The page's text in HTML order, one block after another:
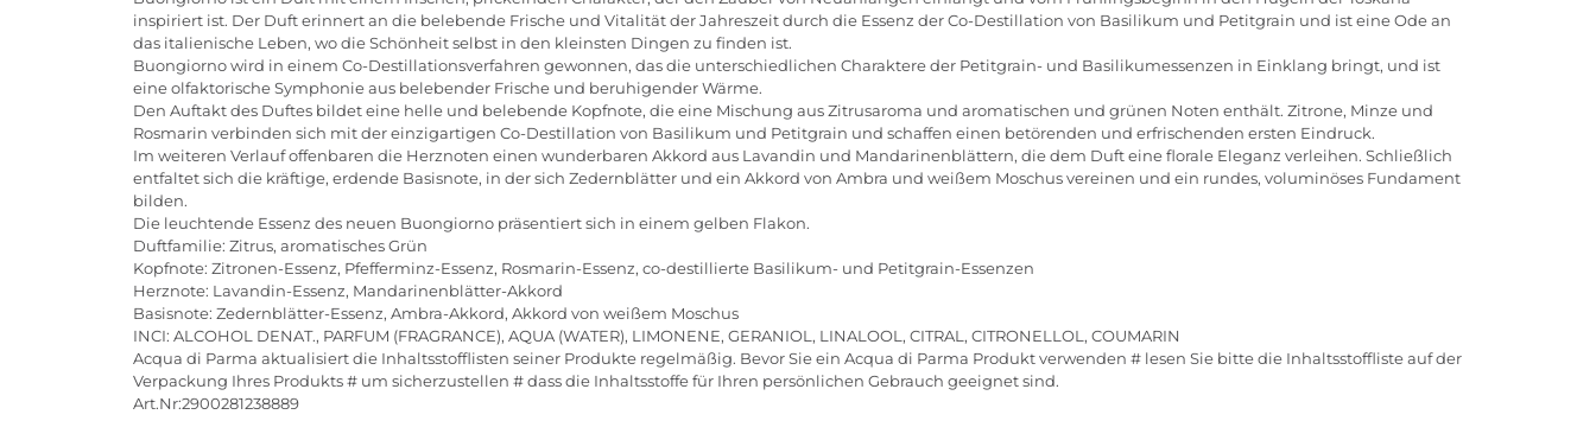
inspiriert ist. Der Duft erinnert an die belebende Frische und Vitalität der Jahreszeit durch die Essenz der Co-Destillation von Basilikum und Petitgrain und ist eine Ode an
das italienische Leben, wo die Schönheit selbst in den kleinsten Dingen zu finden ist.
Buongiorno wird in einem Co-Destillationsverfahren gewonnen, das die unterschiedlichen Charaktere der Petitgrain- und Basilikumessenzen in Einklang bringt, und ist
eine olfaktorische Symphonie aus belebender Frische und beruhigender Wärme.
Den Auftakt des Duftes bildet eine helle und belebende Kopfnote, die eine Mischung aus Zitrusaroma und aromatischen und grünen Noten enthält. Zitrone, Minze und
Rosmarin verbinden sich mit der einzigartigen Co-Destillation von Basilikum und Petitgrain und schaffen einen betörenden und erfrischenden ersten Eindruck.
Im weiteren Verlauf offenbaren die Herznoten einen wunderbaren Akkord aus Lavandin und Mandarinenblättern, die dem Duft eine florale Eleganz verleihen. Schließlich
entfaltet sich die kräftige, erdende Basisnote, in der sich Zedernblätter und ein Akkord von Ambra und weißem Moschus vereinen und ein rundes, voluminöses Fundament
bilden.
Die leuchtende Essenz des neuen Buongiorno präsentiert sich in einem gelben Flakon.
Duftfamilie: Zitrus, aromatisches Grün
Kopfnote: Zitronen-Essenz, Pfefferminz-Essenz, Rosmarin-Essenz, co-destillierte Basilikum- und Petitgrain-Essenzen
Herznote: Lavandin-Essenz, Mandarinenblätter-Akkord
Basisnote: Zedernblätter-Essenz, Ambra-Akkord, Akkord von weißem Moschus
INCI: ALCOHOL DENAT., PARFUM (FRAGRANCE), AQUA (WATER), LIMONENE, GERANIOL, LINALOOL, CITRAL, CITRONELLOL, COUMARIN
Acqua di Parma aktualisiert die Inhaltsstofflisten seiner Produkte regelmäßig. Bevor Sie ein Acqua di Parma Produkt verwenden # lesen Sie bitte die Inhaltsstoffliste auf der
Verpackung Ihres Produkts # um sicherzustellen # dass die Inhaltsstoffe für Ihren persönlichen Gebrauch geeignet sind.
Art.Nr:2900281238889